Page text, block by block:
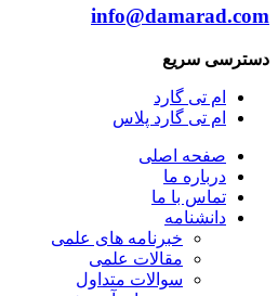
info@damarad.com
دسترسی سریع
ام تی گارد
ام تی گارد پلاس
صفحه اصلی
درباره ما
تماس با ما
دانشنامه
خبرنامه های علمی
مقالات علمی
سوالات متداول